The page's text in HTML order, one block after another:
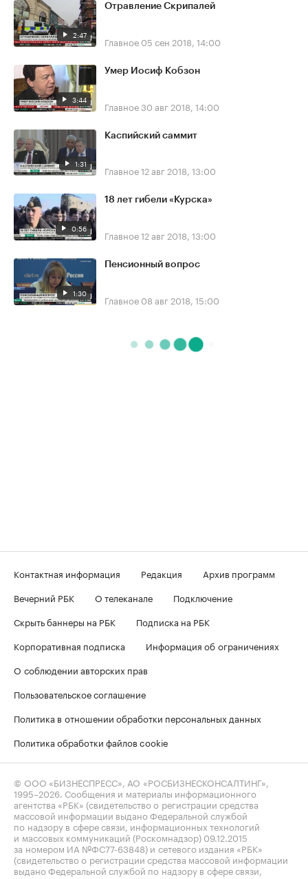
2:47
Отравление Скрипалей
Главное 05 сен 2018, 14:00
3:44
Умер Иосиф Кобзон
Главное30 авг 2018, 14:00
1:31
Каспийский саммит
Главное12 авг 2018, 13:00
0:56
18 лет гибели «Курска»
Главное12 авг 2018, 13:00
1:30
Пенсионный вопрос
Главное 08 авг 2018, 15:00
Контактная информация Редакция
Архив программ
Вечерний РБК
О телеканале
Подключение
Скрыть баннеры на РБК
Подписка на РБК
Корпоративная подписка
Информация об ограничениях
О соблюдении авторских прав
Пользовательское соглашение
Политика в отношении обработки персональных данных
Политика обработки файлов cookie
© ООО «БИЗНЕСПРЕСС», АО «РОСБИЗНЕСКОНСАЛТИНГ»,
1995–2026 . Сообщения и материалы информационного
агентства «РБК» (свидетельство о регистрации средства
массовой информации выдано Федеральной службой
по надзору в сфере связи, информационных технологий
и массовых коммуникаций (Роскомнадзор) 09.12.2015
за номером ИА №ФС77-63848) и сетевого издания «РБК»
(свидетельство о регистрации средства массовой информации
выдано Федеральной службой по надзору в сфере связи,